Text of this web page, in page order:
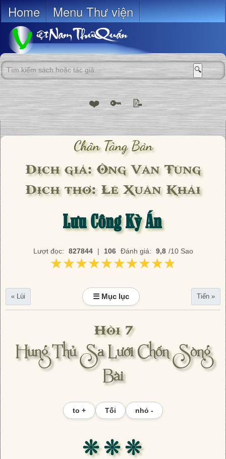
Home Menu Thư viện
🔍
❤️ 🔑 📝
Chân Tàng Bản
Dịch giả: Ông Văn Tùng
Dịch thơ: Lê Xuân Khải
Lưu Công Kỳ Án
Lượt đọc: 827844 | 106 Đánh giá: 9,8 /10 Sao
★★★★★★★★★★
★★★★★★★★★★
« Lùi ☰ Mục lục Tiến »
Hồi 7
Hung Thủ Sa Lưới Chốn Sòng
Bài
to + Tối nhỏ -
❊ ❊ ❊